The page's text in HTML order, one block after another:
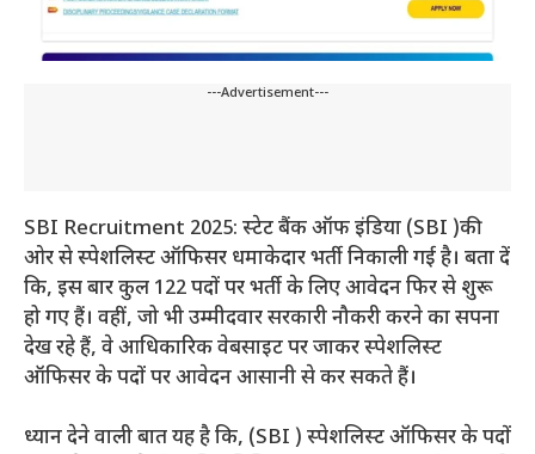
---Advertisement---
SBI Recruitment 2025: स्टेट बैंक ऑफ इंडिया (SBI )की
ओर से स्पेशलिस्ट ऑफिसर धमाकेदार भर्ती निकाली गई है। बता दें
कि, इस बार कुल 122 पदों पर भर्ती के लिए आवेदन फिर से शुरू
हो गए हैं। वहीं, जो भी उम्मीदवार सरकारी नौकरी करने का सपना
देख रहे हैं, वे आधिकारिक वेबसाइट पर जाकर स्पेशलिस्ट
ऑफिसर के पदों पर आवेदन आसानी से कर सकते हैं।
ध्यान देने वाली बात यह है कि, (SBI ) स्पेशलिस्ट ऑफिसर के पदों